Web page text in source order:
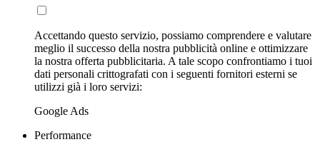
Accettando questo servizio, possiamo comprendere e valutare
meglio il successo della nostra pubblicità online e ottimizzare
la nostra offerta pubblicitaria. A tale scopo confrontiamo i tuoi
dati personali crittografati con i seguenti fornitori esterni se
utilizzi già i loro servizi:
Google Ads
Performance